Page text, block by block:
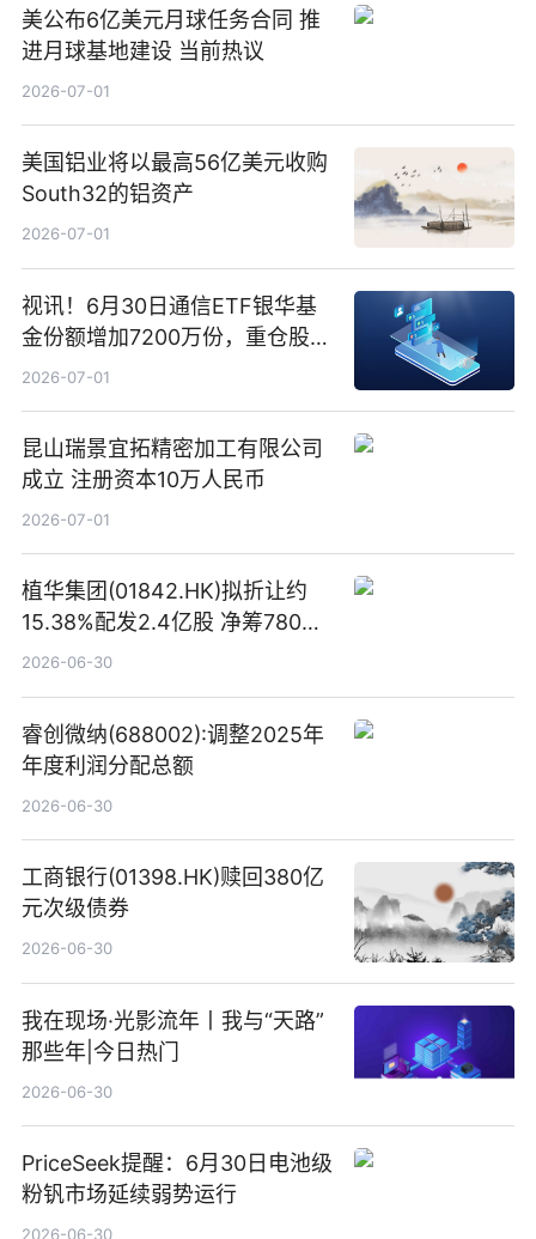
美公布6亿美元月球任务合同 推
进月球基地建设 当前热议
2026-07-01
美国铝业将以最高56亿美元收购
South32的铝资产
2026-07-01
视讯！6月30日通信ETF银华基
金份额增加7200万份，重仓股新
易盛、中际旭创、立讯精密
2026-07-01
昆山瑞景宜拓精密加工有限公司
成立 注册资本10万人民币
2026-07-01
植华集团(01842.HK)拟折让约
15.38%配发2.4亿股 净筹780万
港元
2026-06-30
睿创微纳(688002):调整2025年
年度利润分配总额
2026-06-30
工商银行(01398.HK)赎回380亿
元次级债券
2026-06-30
我在现场·光影流年丨我与“天路”
那些年|今日热门
2026-06-30
PriceSeek提醒：6月30日电池级
粉钒市场延续弱势运行
2026-06-30